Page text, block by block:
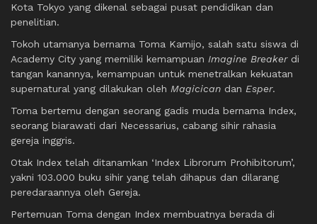
Kota Tokyo yang dikenal sebagai pusat pendidikan dan
penelitian.
Tokoh utamanya bernama Toma Kamijo, salah satu siswa di
Academy City yang memiliki kemampuan Imagine Breakerdi
tangan kanannya, kemampuan untuk menetralkan kekuatan
supernatural yang dilakukan oleh Magicican dan Esper.
Toma bertemu dengan seorang gadis muda bernama Index,
seorang biarawati dari Necessarius, cabang sihir rahasia
gereja inggris.
Otak Index telah ditanamkan ‘Index Librorum Prohibitorum’,
yakni 103.000 buku sihir yang telah dihapus dan dilarang
peredaraannya oleh Gereja.
Pertemuan Toma dengan Index membuatnya berada di